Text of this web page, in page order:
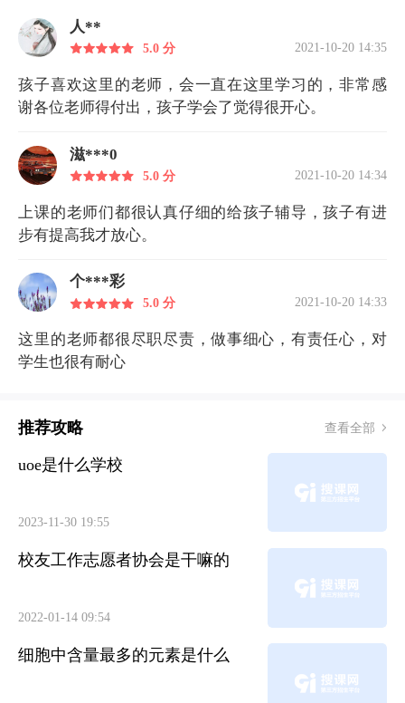
人**
5.0 分 2021-10-20 14:35
孩子喜欢这里的老师，会一直在这里学习的，非常感
谢各位老师得付出，孩子学会了觉得很开心。
滋***0
5.0 分 2021-10-20 14:34
上课的老师们都很认真仔细的给孩子辅导，孩子有进
步有提高我才放心。
个***彩
5.0 分 2021-10-20 14:33
这里的老师都很尽职尽责，做事细心，有责任心，对
学生也很有耐心
推荐攻略 查看全部
uoe是什么学校
2023-11-30 19:55
校友工作志愿者协会是干嘛的
2022-01-14 09:54
细胞中含量最多的元素是什么